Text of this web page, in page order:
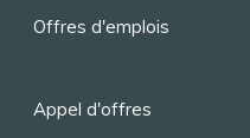
de
Offres d'emplois
Appel d'offres